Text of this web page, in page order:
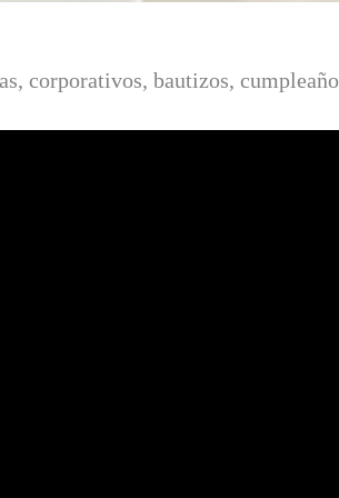
corporativos, bautizos,